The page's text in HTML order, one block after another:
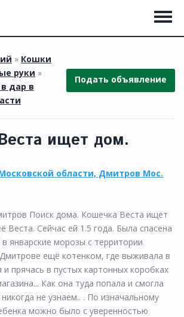
» Кошки
руки »
дар в
Подать объявление
ищет дом.
области, Дмитров Мос.
Поиск дома. Кошечка Веста ищет
Веста. Сейчас ей 1.5 года. Была спасена
январские морозы с территории
Дмитрове ещё котенком, где выживала в
прячась в пустых картонных коробках
Как она туда попала и смогла
не узнаем.. . По изначальному
можно было с уверенностью